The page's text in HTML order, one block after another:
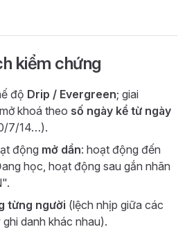
kiểm chứng
độ Drip / Evergreen; giai
khoá theo số ngày kể từ ngày
7/14…).
động mở dần: hoạt động đến
học, hoạt động sau gắn nhãn
từng người (lệch nhịp giữa các
danh khác nhau).